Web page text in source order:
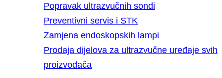
Popravak ultrazvučnih sondi
Preventivni servis i STK
Zamjena endoskopskih lampi
Prodaja dijelova za ultrazvučne uređaje svih
proizvođača